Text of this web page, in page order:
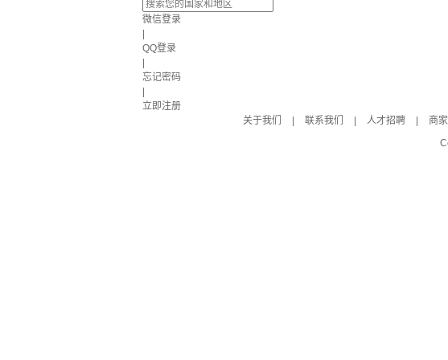
微信登录
QQ登录
忘记密码
立即注册
关于我们
联系我们 人才招聘 商